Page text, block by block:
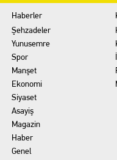
Haberler
Şehzadeler
Yunusemre
Spor
Manşet
Ekonomi
Siyaset
Asayiş
Magazin
Haber
Genel